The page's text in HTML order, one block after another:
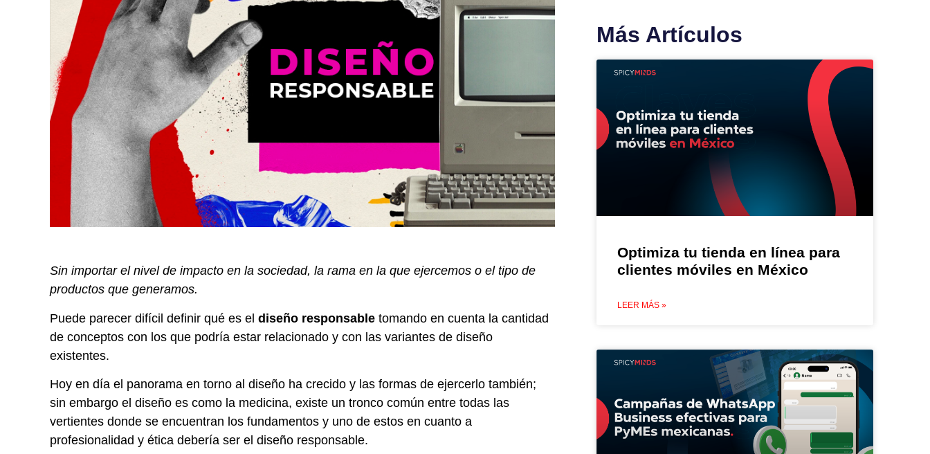
Sin importar el nivel de impacto en la sociedad, la rama en la que ejercemos o el tipo de
productos que generamos.
Puede parecer difícil definir qué es el diseño responsable tomando en cuenta la cantidad
de conceptos con los que podría estar relacionado y con las variantes de diseño
existentes.
Hoy en día el panorama en torno al diseño ha crecido y las formas de ejercerlo también;
sin embargo el diseño es como la medicina, existe un tronco común entre todas las
vertientes donde se encuentran los fundamentos y uno de estos en cuanto a
profesionalidad y ética debería ser el diseño responsable.
Más Artículos
Optimiza tu tienda en línea para
clientes móviles en México
LEER MÁS »